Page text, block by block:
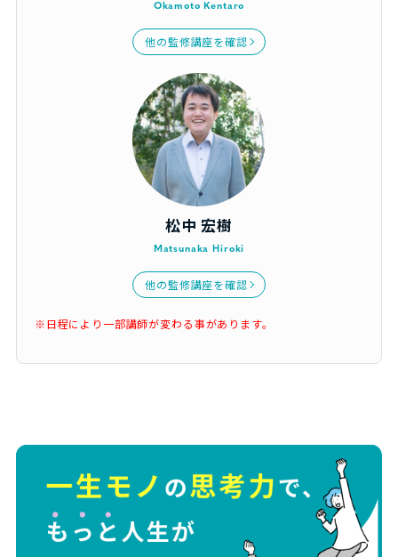
Okamoto Kentaro
他の監修講座を確認
松中 宏樹
Matsunaka Hiroki
他の監修講座を確認
※日程により一部講師が変わる事があります。